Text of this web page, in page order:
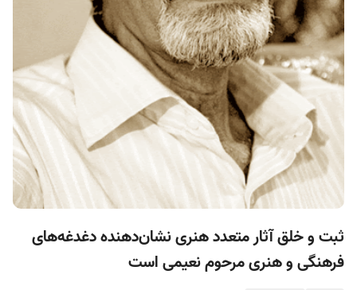
ثبت و خلق آثار متعدد هنری نشان‌دهنده دغدغه‌های
فرهنگی و هنری مرحوم نعیمی است